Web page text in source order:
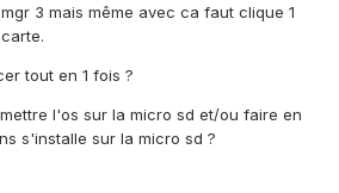
3 mais même avec ca faut clique 1
tout en 1 fois ?
l'os sur la micro sd et/ou faire en
s'installe sur la micro sd ?